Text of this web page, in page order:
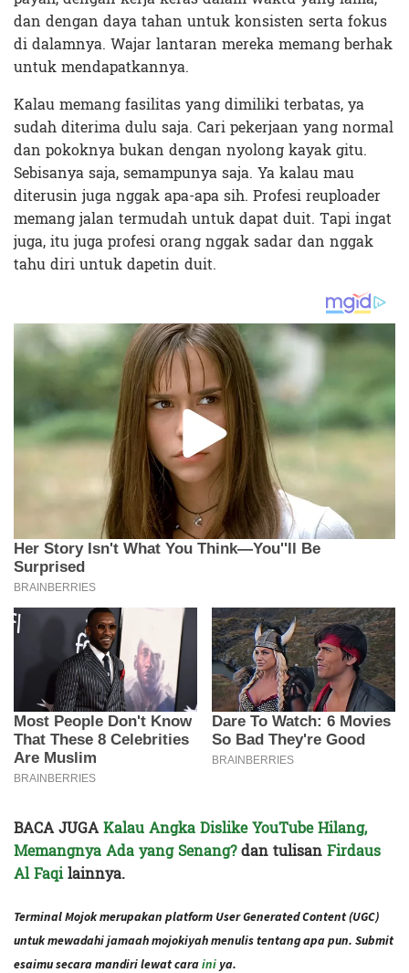
dan dengan daya tahan untuk konsisten serta fokus
di dalamnya. Wajar lantaran mereka memang berhak
untuk mendapatkannya.
Kalau memang fasilitas yang dimiliki terbatas, ya
sudah diterima dulu saja. Cari pekerjaan yang normal
dan pokoknya bukan dengan nyolong kayak gitu.
Sebisanya saja, semampunya saja. Ya kalau mau
diterusin juga nggak apa-apa sih. Profesi reuploader
memang jalan termudah untuk dapat duit. Tapi ingat
juga, itu juga profesi orang nggak sadar dan nggak
tahu diri untuk dapetin duit.
BACA JUGAKalau Angka Dislike YouTube Hilang,
Memangnya Ada yang Senang?dan tulisanFirdaus
Al Faqilainnya.
Terminal Mojok merupakan platform User Generated Content (UGC)
untuk mewadahi jamaah mojokiyah menulis tentang apa pun. Submit
esaimu secara mandiri lewat caraini ya.